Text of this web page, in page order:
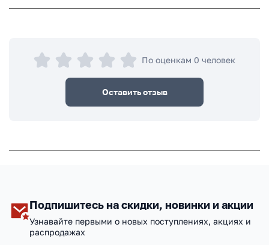
По оценкам 0 человек
Оставить отзыв
Подпишитесь на скидки, новинки и акции
Узнавайте первыми о новых поступлениях, акциях и
распродажах